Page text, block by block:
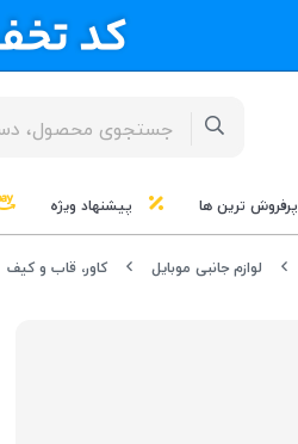
پرفروش ترین ها پیشنهاد ویژه
لوازم جانبی موبایل کاور، قاب و کیف